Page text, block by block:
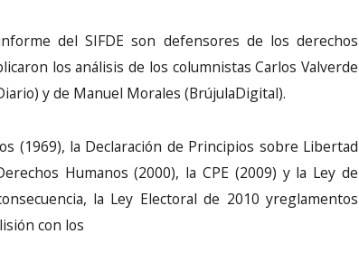
del SIFDE son defensores de los derechos
los análisis de los columnistas Carlos Valverde
y de Manuel Morales (BrújulaDigital).
(1969), la Declaración de Principios sobre Libertad
Humanos (2000), la CPE (2009) y la Ley de
la Ley Electoral de 2010 yreglamentos
con los